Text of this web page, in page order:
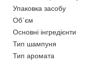
Упаковка засобу
Об`єм
Основні інгредієнти
Тип шампуня
Тип аромата